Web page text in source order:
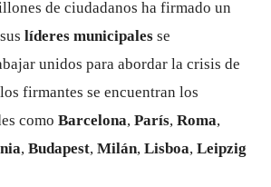
de ciudadanos ha firmado un
líderes municipales se
unidos para abordar la crisis de
firmantes se encuentran los
como Barcelona, París, Roma,
, Budapest, Milán, Lisboa, Leipzig